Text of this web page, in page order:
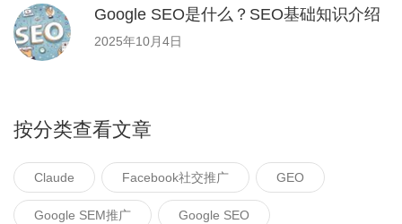
Google SEO是什么？SEO基础知识介绍
2025年10月4日
按分类查看文章
Claude Facebook社交推广 GEO
Google SEM推广 Google SEO